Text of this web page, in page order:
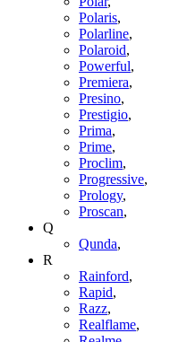
Polaris,
Polarline,
Polaroid,
Powerful,
Premiera,
Presino,
Prestigio,
Prima,
Prime,
Proclim,
Progressive,
Prology,
Proscan,
Q
Qunda,
R
Rainford,
Rapid,
Razz,
Realflame,